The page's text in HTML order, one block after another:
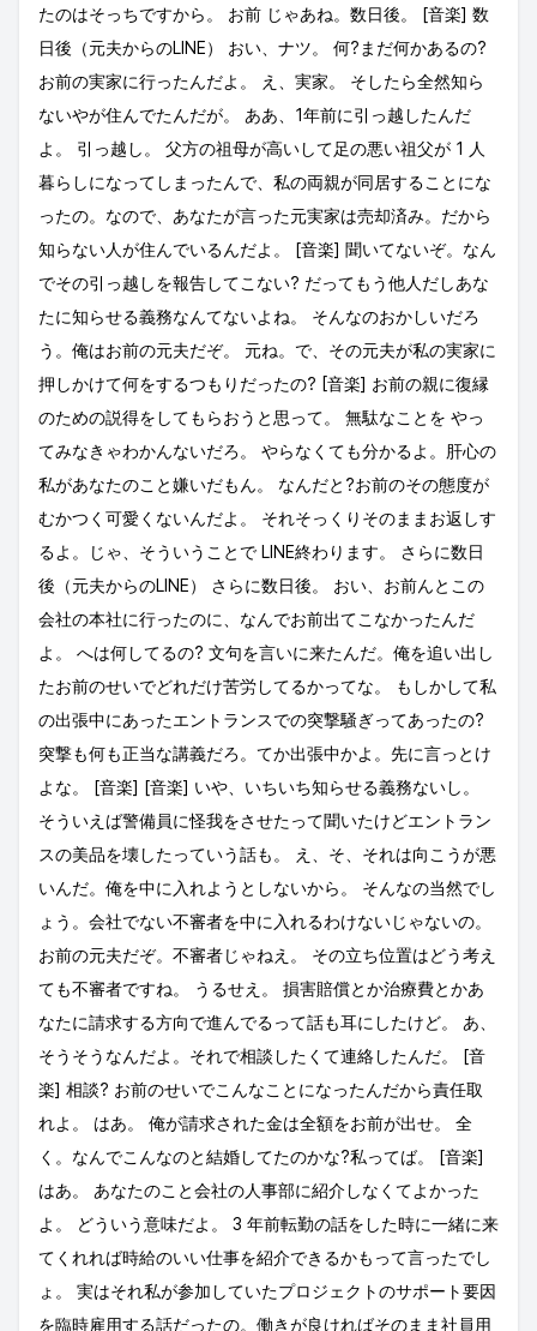
たのはそっちですから。 お前 じゃあね。数日後。 [音楽] 数
日後（元夫からのLINE） おい、ナツ。 何?まだ何かあるの?
お前の実家に行ったんだよ。 え、実家。 そしたら全然知ら
ないやが住んでたんだが。 ああ、1年前に引っ越したんだ
よ。 引っ越し。 父方の祖母が高いして足の悪い祖父が 1 人
暮らしになってしまったんで、私の両親が同居することにな
ったの。なので、あなたが言った元実家は売却済み。だから
知らない人が住んでいるんだよ。 [音楽] 聞いてないぞ。なん
でその引っ越しを報告してこない? だってもう他人だしあな
たに知らせる義務なんてないよね。 そんなのおかしいだろ
う。俺はお前の元夫だぞ。 元ね。で、その元夫が私の実家に
押しかけて何をするつもりだったの? [音楽] お前の親に復縁
のための説得をしてもらおうと思って。 無駄なことを やっ
てみなきゃわかんないだろ。 やらなくても分かるよ。肝心の
私があなたのこと嫌いだもん。 なんだと?お前のその態度が
むかつく可愛くないんだよ。 それそっくりそのままお返しす
るよ。じゃ、そういうことで LINE終わります。 さらに数日
後（元夫からのLINE） さらに数日後。 おい、お前んとこの
会社の本社に行ったのに、なんでお前出てこなかったんだ
よ。 へは何してるの? 文句を言いに来たんだ。俺を追い出し
たお前のせいでどれだけ苦労してるかってな。 もしかして私
の出張中にあったエントランスでの突撃騒ぎってあったの?
突撃も何も正当な講義だろ。てか出張中かよ。先に言っとけ
よな。 [音楽] [音楽] いや、いちいち知らせる義務ないし。
そういえば警備員に怪我をさせたって聞いたけどエントラン
スの美品を壊したっていう話も。 え、そ、それは向こうが悪
いんだ。俺を中に入れようとしないから。 そんなの当然でし
ょう。会社でない不審者を中に入れるわけないじゃないの。
お前の元夫だぞ。不審者じゃねえ。 その立ち位置はどう考え
ても不審者ですね。 うるせえ。 損害賠償とか治療費とかあ
なたに請求する方向で進んでるって話も耳にしたけど。 あ、
そうそうなんだよ。それで相談したくて連絡したんだ。 [音
楽] 相談? お前のせいでこんなことになったんだから責任取
れよ。 はあ。 俺が請求された金は全額をお前が出せ。 全
く。なんでこんなのと結婚してたのかな?私ってば。 [音楽]
はあ。 あなたのこと会社の人事部に紹介しなくてよかった
よ。 どういう意味だよ。 3 年前転勤の話をした時に一緒に来
てくれれば時給のいい仕事を紹介できるかもって言ったでし
ょ。 実はそれ私が参加していたプロジェクトのサポート要因
を臨時雇用する話だったの。働きが良ければそのまま社員用